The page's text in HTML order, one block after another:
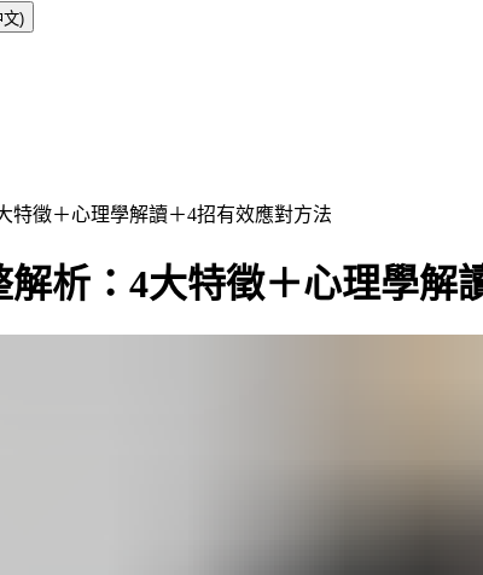
文)
特徵＋心理學解讀＋4招有效應對方法
析：4大特徵＋心理學解